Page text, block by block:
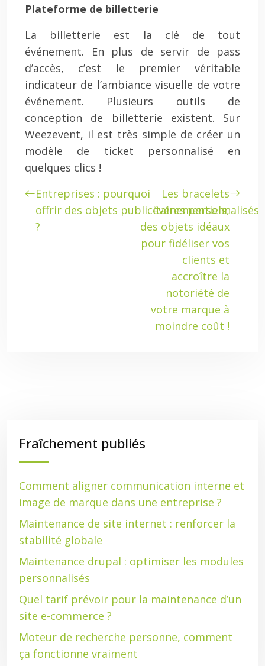
Plateforme de billetterie
La billetterie est la clé de tout
événement. En plus de servir de pass
d’accès, c’est le premier véritable
indicateur de l’ambiance visuelle de votre
événement. Plusieurs outils de
conception de billetterie existent. Sur
Weezevent, il est très simple de créer un
modèle de ticket personnalisé en
quelques clics !
Entreprises : pourquoi
offrir des objets publicitaires personnalisés
?
Les bracelets
événementiels,
des objets idéaux
pour fidéliser vos
clients et
accroître la
notoriété de
votre marque à
moindre coût !
Fraîchement publiés
Comment aligner communication interne et
image de marque dans une entreprise ?
Maintenance de site internet : renforcer la
stabilité globale
Maintenance drupal : optimiser les modules
personnalisés
Quel tarif prévoir pour la maintenance d’un
site e-commerce ?
Moteur de recherche personne, comment
ça fonctionne vraiment